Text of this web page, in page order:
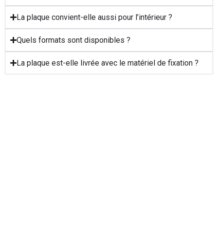
La plaque convient-elle aussi pour l’intérieur ?
Quels formats sont disponibles ?
La plaque est-elle livrée avec le matériel de fixation ?